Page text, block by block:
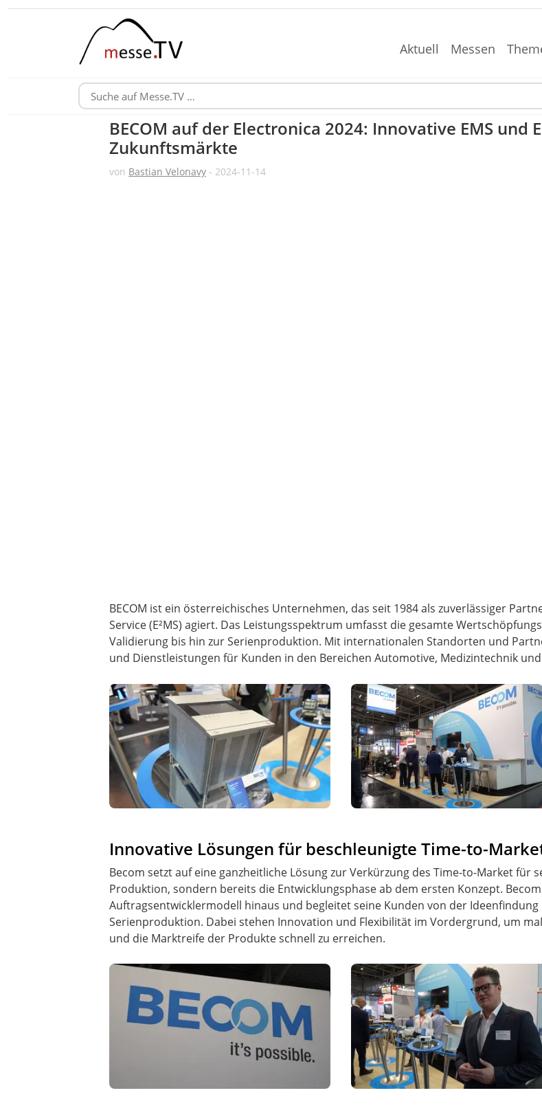
Aktuell Messen
BECOM auf der Electronica 2024: Innovative EMS
Zukunftsmärkte
von Bastian Velonavy - 2024-11-14
BECOM ist ein österreichisches Unternehmen, das seit 1984 als zuverlässiger
Service (E²MS) agiert. Das Leistungsspektrum umfasst die gesamte
Validierung bis hin zur Serienproduktion. Mit internationalen Standorten und
und Dienstleistungen für Kunden in den Bereichen Automotive, Medizintechnik
Innovative Lösungen für beschleunigte Time-to-
Becom setzt auf eine ganzheitliche Lösung zur Verkürzung des Time-to-Market für
Produktion, sondern bereits die Entwicklungsphase ab dem ersten Konzept.
Auftragsentwicklermodell hinaus und begleitet seine Kunden von der
Serienproduktion. Dabei stehen Innovation und Flexibilität im Vordergrund, um
und die Marktreife der Produkte schnell zu erreichen.